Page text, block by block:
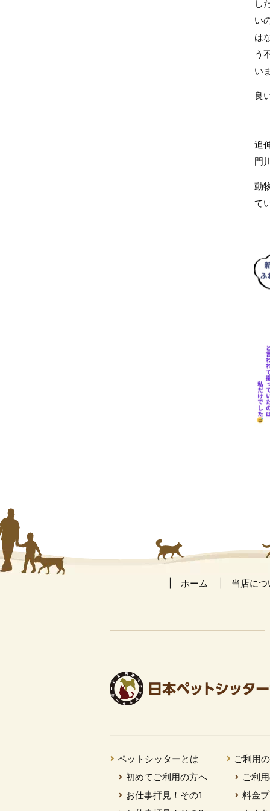
し
い
は
う
い
良
追
門
動
て
ホーム 当店につ
ペットシッターとは
初めてご利用の方へ
お仕事拝見！その1
ご利用
ご利
料金